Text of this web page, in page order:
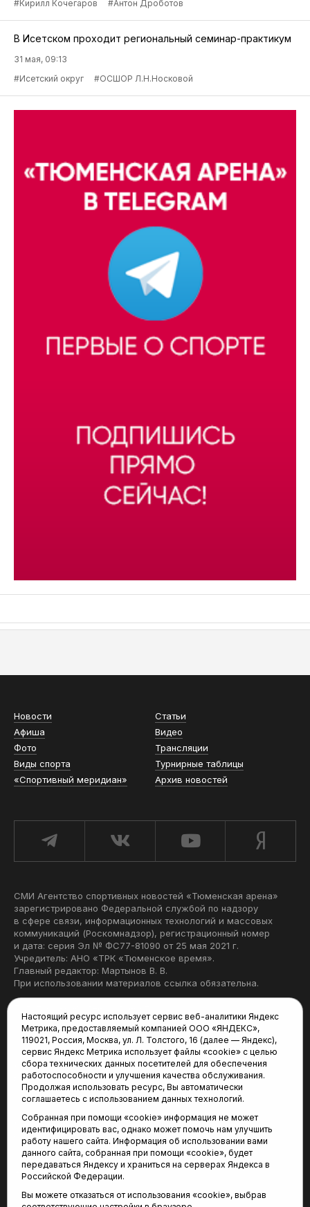
#Кирилл Кочегаров
#Антон Дроботов
В Исетском проходит региональный семинар-практикум
31 мая, 09:13
#Исетский округ
#ОСШОР Л.Н.Носковой
Новости
Статьи
Афиша
Видео
Фото
Трансляции
Виды спорта
Турнирные таблицы
«Спортивный меридиан»
Архив новостей
СМИ Агентство спортивных новостей «Тюменская арена»
зарегистрировано Федеральной службой по надзору
в сфере связи, информационных технологий и массовых
коммуникаций (Роскомнадзор), регистрационный номер
и дата: серия Эл № ФС77-81090 от 25 мая 2021 г.
Учредитель: АНО «ТРК «Тюменское время».
Главный редактор: Мартынов В. В.
При использовании материалов ссылка обязательна.
Редакция:
625035, Тюмень, пр. Геологоразведчиков, 28А
(3452) 68-22-28
tum-arena@mail.ru
Отдел продаж:
(3452) 68-89-78
kotovaev@sibinformburo.ru
Настоящий ресурс использует сервис веб-аналитики Яндекс
Метрика, предоставляемый компанией ООО «ЯНДЕКС»,
119021, Россия, Москва, ул. Л. Толстого, 16 (далее — Яндекс),
сервис Яндекс Метрика использует файлы «cookie» с целью
сбора технических данных посетителей для обеспечения
работоспособности и улучшения качества обслуживания.
Продолжая использовать ресурс, Вы автоматически
соглашаетесь с использованием данных технологий.
Собранная при помощи «cookie» информация не может
идентифицировать вас, однако может помочь нам улучшить
работу нашего сайта. Информация об использовании вами
данного сайта, собранная при помощи «cookie», будет
передаваться Яндексу и храниться на серверах Яндекса в
Российской Федерации.
Вы можете отказаться от использования «cookie», выбрав